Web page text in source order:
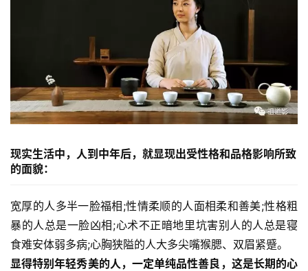
现实生活中，人到中年后，就显现出受性格和品格影响所致
的面貌：
宽厚的人多半一脸福相;性情柔顺的人面相柔和善美;性格粗
暴的人总是一脸凶相;心术不正暗地里坑害别人的人总是寝
食难安体弱多病;心胸狭隘的人大多尖嘴猴腮、双眉紧蹙。
显得特别年轻秀美的人，一定单纯品性善良，这是长期的心